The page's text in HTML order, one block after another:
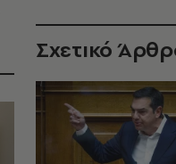
Σχετικό